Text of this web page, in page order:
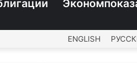
ENGLISH